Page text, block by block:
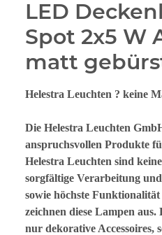
LED
Spot 2x5 W
matt
Helestra Leuchten ? keine
Die Helestra Leuchten
anspruchsvollen Produkte
Helestra Leuchten sind
sorgfältige Verarbeitung
sowie höchste
zeichnen diese Lampen
nur dekorative Accessoires,